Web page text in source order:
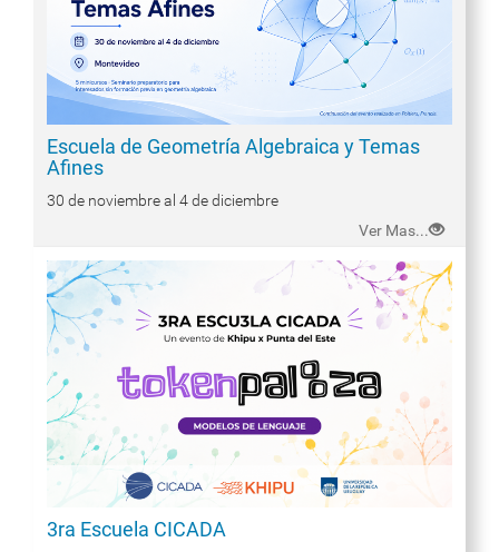
Escuela de Geometría Algebraica y Temas
Afines
30 de noviembre al 4 de diciembre
Ver Mas...
3ra Escuela CICADA